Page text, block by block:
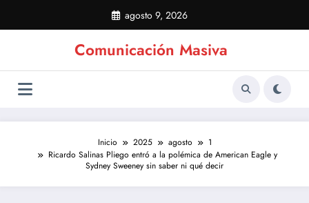
contenido
agosto 9, 2026
Comunicación Masiva
Inicio 2025 agosto
1
Ricardo Salinas Pliego entró a la polémica de American Eagle y
Sydney Sweeney sin saber ni qué decir